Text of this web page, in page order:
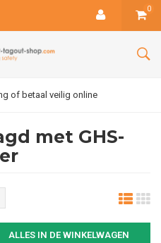
0
of betaal veilig online
met GHS-
ALLES IN DE WINKELWAGEN